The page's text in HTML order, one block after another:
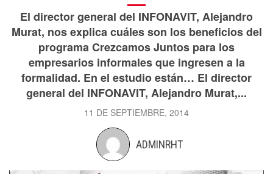
El director general del INFONAVIT, Alejandro
Murat, nos explica cuáles son los beneficios del
programa Crezcamos Juntos para los
empresarios informales que ingresen a la
formalidad. En el estudio están… El director
general del INFONAVIT, Alejandro Murat,...
11 DE SEPTIEMBRE, 2014
ADMINRHT